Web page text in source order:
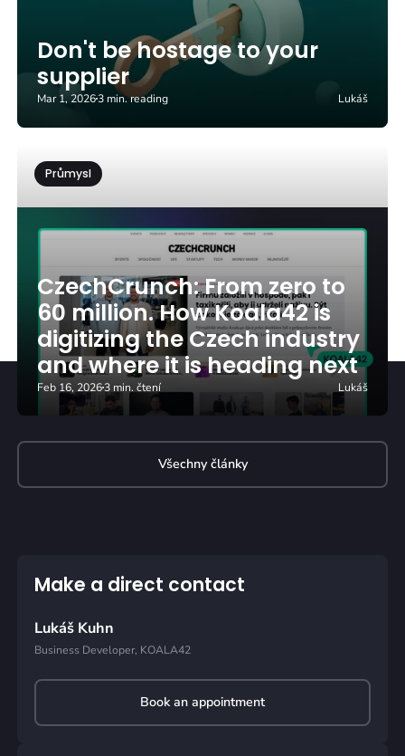
Don't be hostage to your
supplier
Mar 1, 20263 min. reading Lukáš
Průmysl
CzechCrunch: From zero to
60 million. How Koala42 is
digitizing the Czech industry
and where it is heading next
Feb 16, 20263 min. čtení Lukáš
Všechny články
Make a direct contact
Lukáš Kuhn
Business Developer, KOALA42
Book an appointment